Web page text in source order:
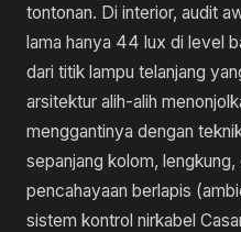
tontonan. Di interior, audit
lama hanya 44 lux di level
dari titik lampu telanjang
arsitektur alih-alih
menggantinya dengan
sepanjang kolom,
pencahayaan berlapis
sistem kontrol nirkabel